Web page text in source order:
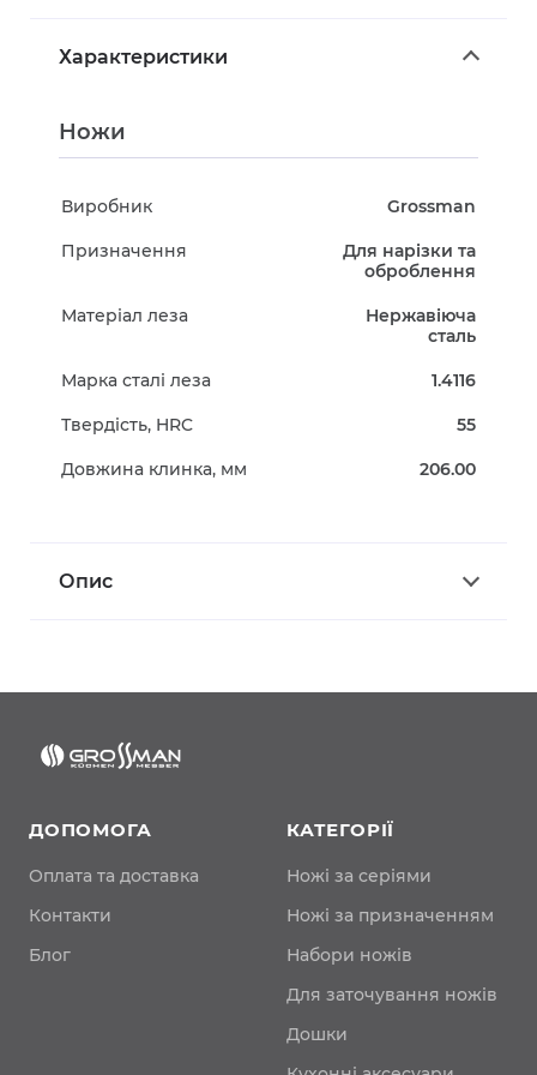
Характеристики
Ножи
Виробник Grossman
Призначення
Для нарізки та
оброблення
Матеріал леза
Нержавіюча
сталь
Марка сталі леза 1.4116
Твердість, HRC 55
Довжина клинка, мм 206.00
Опис
ДОПОМОГА
Оплата та доставка
Контакти
Блог
КАТЕГОРІЇ
Ножі за серіями
Ножі за призначенням
Набори ножів
Для заточування ножів
Дошки